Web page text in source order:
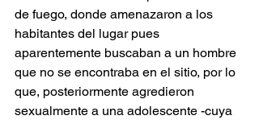
de fuego, donde amenazaron a los
habitantes del lugar pues
aparentemente buscaban a un hombre
que no se encontraba en el sitio, por lo
que, posteriormente agredieron
sexualmente a una adolescente -cuya